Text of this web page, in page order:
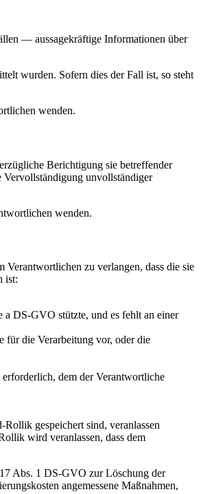
— aussagekräftige Informationen über
wurden. Sofern dies der Fall ist, so steht
wenden.
Berichtigung sie betreffender
Vervollständigung unvollständiger
wenden.
Verantwortlichen zu verlangen, dass die sie
ist:
DS-GVO stützte, und es fehlt an einer
für die Verarbeitung vor, oder die
dem der Verantwortliche
gespeichert sind, veranlassen
wird veranlassen, dass dem
Abs. 1 DS-GVO zur Löschung der
angemessene Maßnahmen,